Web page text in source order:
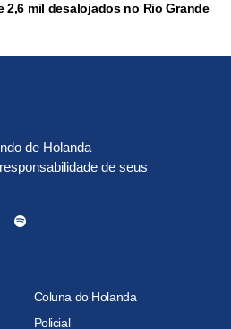
2,6 mil desalojados no Rio Grande
de Holanda
de seus
Coluna do Holanda
Policial